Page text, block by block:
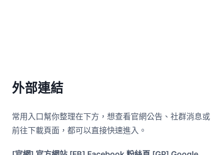
外部連結
常用入口幫你整理在下方，想查看官網公告、社群消息或
前往下載頁面，都可以直接快速進入。